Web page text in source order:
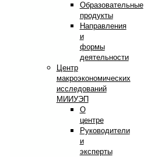
Образовательные
продукты
Направления
и
формы
деятельности
Центр
макроэкономических
исследований
МИИУЭП
О
центре
Руководители
и
эксперты